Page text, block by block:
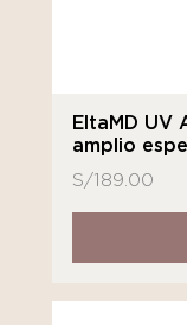
EltaMD UV
amplio
S/189.00